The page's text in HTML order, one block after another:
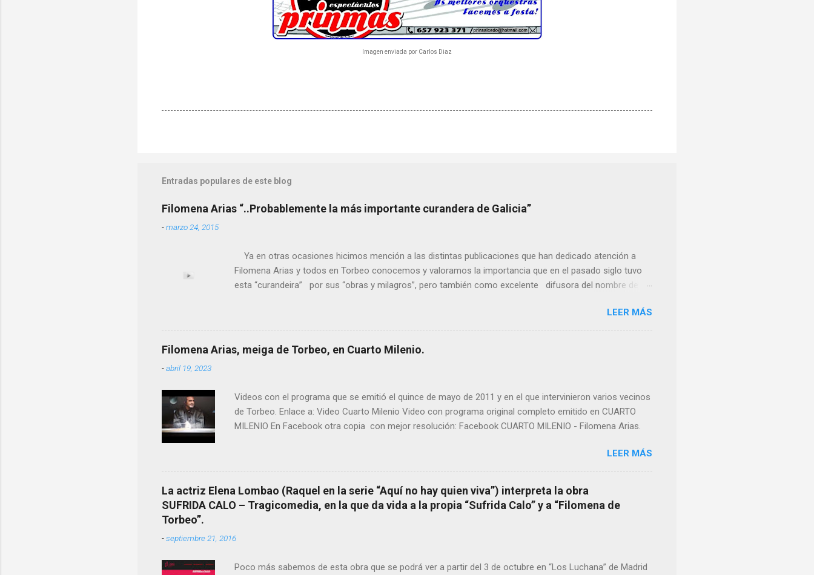
Imagen enviada por Carlos Diaz
Entradas populares de este blog
Filomena Arias “..Probablemente la más importante curandera de Galicia”
-marzo 24, 2015
Ya en otras ocasiones hicimos mención a las distintas publicaciones que han dedicado atención a
Filomena Arias y todos en Torbeo conocemos y valoramos la importancia que en el pasado siglo tuvo
esta “curandeira” por sus “obras y milagros”, pero también como excelente difusora del nombre de
más importante curandera de Galicia” . En esta ocasión retomamos el tema para hacer mención a
ANTON PATIÑO REGUEIRA (ya fallecido) cuyo empeño por estudiar y dar a conocer a esta “sabia” y por
ende a Torbeo no le fue nunca suficientemente reconocido. También reproducimos integro el articulo
que en el año 2000 publico Ángel Arnaiz recogiendo información de primera mano que le suministraron
LEER MÁS
Filomena Arias, meiga de Torbeo, en Cuarto Milenio.
-abril 19, 2023
Videos con el programa que se emitió el quince de mayo de 2011 y en el que intervinieron varios vecinos
de Torbeo. Enlace a: Video Cuarto Milenio Video con programa original completo emitido en CUARTO
MILENIO En Facebook otra copia con mejor resolución: Facebook CUARTO MILENIO - Filomena Arias.
LEER MÁS
La actriz Elena Lombao (Raquel en la serie “Aquí no hay quien viva”) interpreta la obra
SUFRIDA CALO – Tragicomedia, en la que da vida a la propia “Sufrida Calo” y a “Filomena de
Torbeo”.
-septiembre 21, 2016
Poco más sabemos de esta obra que se podrá ver a partir del 3 de octubre en “Los Luchana” de Madrid